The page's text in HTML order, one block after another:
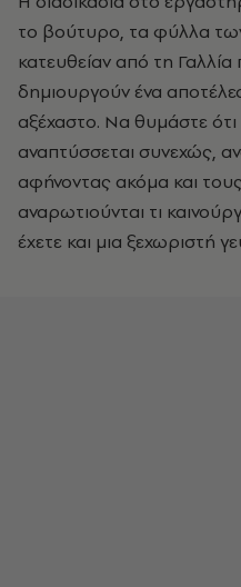
το βούτυρο, τα φύλλα
κατευθείαν από τη
δημιουργούν ένα
αξέχαστο. Να θυμάστε ότι
αναπτύσσεται συνεχώς,
αφήνοντας ακόμα και
αναρωτιούνται τι
έχετε και μια ξεχωριστή